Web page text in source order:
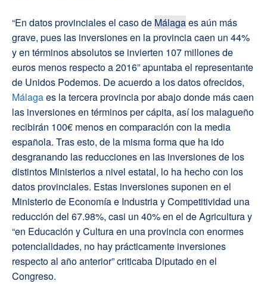
“En datos provinciales el caso de Málagaes aún más
grave, pues las inversiones en la provincia caen un 44%
y en términos absolutos se invierten 107 millones de
euros menos respecto a 2016” apuntaba el representante
de Unidos Podemos. De acuerdo a los datos ofrecidos,
Málagaes la tercera provincia por abajo donde más caen
las inversiones en términos per cápita, así los malagueño
recibirán 100€ menos en comparación con la media
española. Tras esto, de la misma forma que ha ido
desgranando las reducciones en las inversiones de los
distintos Ministerios a nivel estatal, lo ha hecho con los
datos provinciales. Estas inversiones suponen en el
Ministerio de Economía e Industria y Competitividad una
reducción del 67.98%, casi un 40% en el de Agricultura y
“en Educación y Cultura en una provincia con enormes
potencialidades, no hay prácticamente inversiones
respecto al año anterior” criticaba Diputado en el
Congreso.